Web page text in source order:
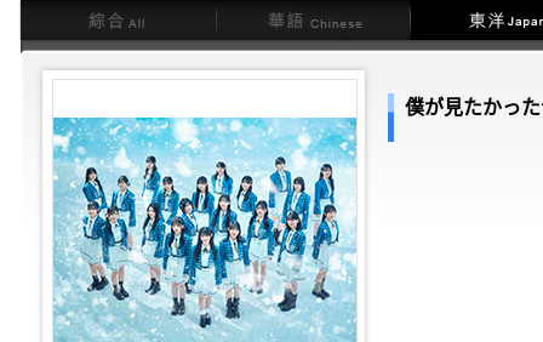
綜合
華語 東洋
僕が見たかっ